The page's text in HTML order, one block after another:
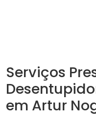
Serviços
em Artur